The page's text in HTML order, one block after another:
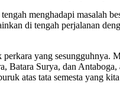
menghadapi masalah
di tengah perjalanan
yang sesungguhnya.
Batara Surya, dan
atas tata semesta yang